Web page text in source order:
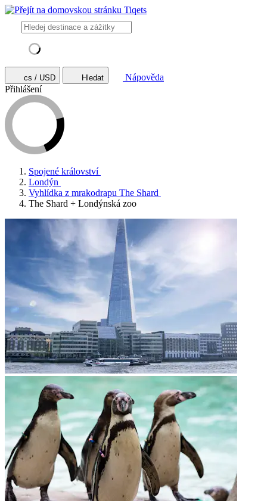
cs / USD Hledat
Nápověda
Přihlášení
Spojené království
Londýn
Vyhlídka z mrakodrapu The Shard
The Shard + Londýnská zoo